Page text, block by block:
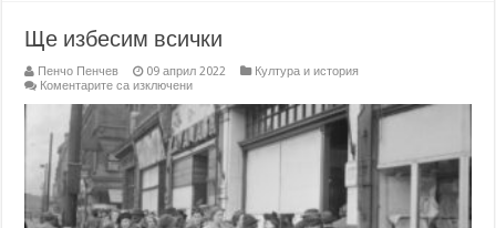
Ще избесим всички
Пенчо Пенчев 09 април 2022
Култура и история
Коментарите са изключениза
избесим
всички